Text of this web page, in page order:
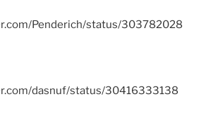
Penderich/status/303782028
dasnuf/status/30416333138